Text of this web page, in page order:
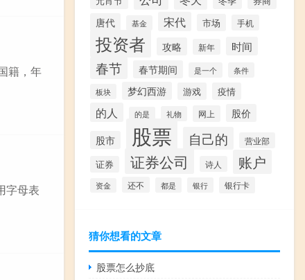
籍，年
字母表
唐代 基金 宋代 市场 手机
投资者 攻略 新年 时间
春节 春节期间 是一个
条件
板块
梦幻西游 游戏 疫情
的人 的是 礼物 网上
股价
股市
股票 自己的 营业部
证券 证券公司 诗人 账户
资金 还不 都是 银行 银行卡
猜你想看的文章
股票怎么抄底